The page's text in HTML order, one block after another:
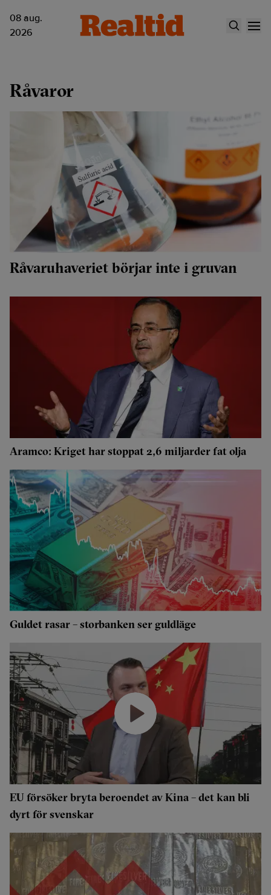
08 aug.
2026
Råvaror
Råvaruhaveriet börjar inte i gruvan
Aramco: Kriget har stoppat 2,6 miljarder fat olja
Guldet rasar – storbanken ser guldläge
EU försöker bryta beroendet av Kina – det kan bli
dyrt för svenskar